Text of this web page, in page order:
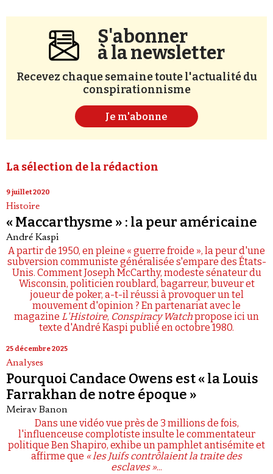
S'abonner
à la newsletter
Recevez chaque semaine toute l'actualité du
conspirationnisme
Je m'abonne
La sélection de la rédaction
9 juillet 2020
Histoire
« Maccarthysme » : la peur américaine
André Kaspi
A partir de 1950, en pleine « guerre froide », la peur d'une
subversion communiste généralisée s'empare des États-
Unis. Comment Joseph McCarthy, modeste sénateur du
Wisconsin, politicien roublard, bagarreur, buveur et
joueur de poker, a-t-il réussi à provoquer un tel
mouvement d'opinion ? En partenariat avec le
magazine L'Histoire, Conspiracy Watchpropose ici un
texte d'André Kaspi publié en octobre 1980.
25 décembre 2025
Analyses
Pourquoi Candace Owens est « la Louis
Farrakhan de notre époque »
Meirav Banon
Dans une vidéo vue près de 3 millions de fois,
l'influenceuse complotiste insulte le commentateur
politique Ben Shapiro, exhibe un pamphlet antisémite et
affirme que « les Juifs contrôlaient la traite des
esclaves »...